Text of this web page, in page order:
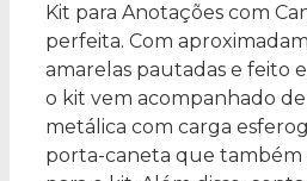
Kit para Anotações com
perfeita. Com
amarelas pautadas e feito
o kit vem acompanhado
metálica com carga
porta-caneta que também